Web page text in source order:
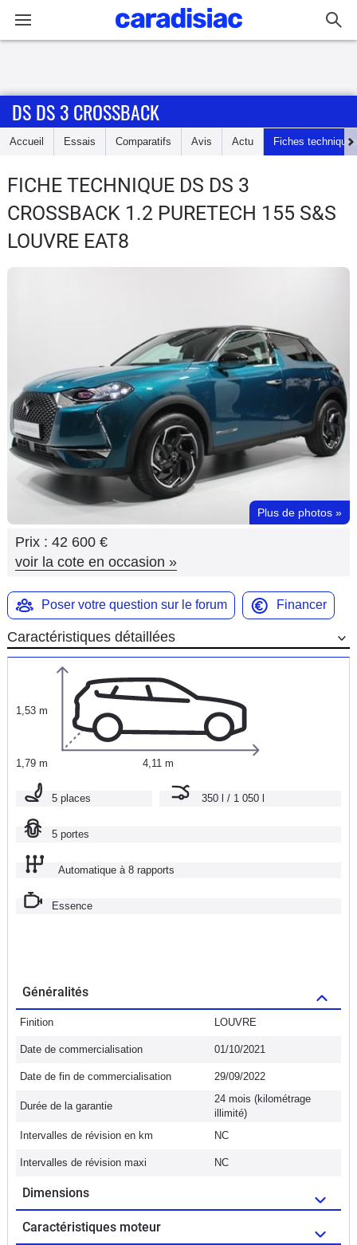
Accueil
Essais
Guide
d'achat
Flottes
Auto
Services
Forum
Marques
DS DS 3 CROSSBACK
Accueil Essais Comparatifs Avis Actu Fiches techniques
FICHE TECHNIQUE DS DS 3
CROSSBACK 1.2 PURETECH 155 S&S
LOUVRE EAT8
Plus de photos »
Prix : 42 600 €
voir la cote en occasion »
Poser votre question sur le forum Financer
Caractéristiques détaillées
1,53 m
1,79 m 4,11 m
5 places 350 l / 1 050 l
5 portes
Automatique à 8 rapports
Essence
Généralités
Finition LOUVRE
Date de commercialisation 01/10/2021
Date de fin de commercialisation 29/09/2022
Durée de la garantie
24 mois (kilométrage
illimité)
Intervalles de révision en km
NC
Intervalles de révision maxi NC
Dimensions
Caractéristiques moteur